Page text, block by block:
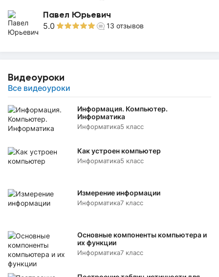
Павел Юрьевич
5.0 13 отзывов
Видеоуроки
Все видеоуроки
Информация. Компьютер.
Информатика
Информатика5 класс
Как устроен компьютер
Информатика5 класс
Измерение информации
Информатика7 класс
Основные компоненты компьютера и
их функции
Информатика7 класс